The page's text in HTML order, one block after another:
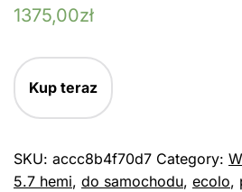
1375,00zł
Kup teraz
SKU: accc8b4f70d7 Category:
5.7 hemi, do samochodu, ecolo,